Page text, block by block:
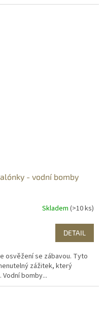
- vodní bomby
Skladem (>10 ks)
DETAIL
osvěžení se zábavou. Tyto
zážitek, který
bomby...